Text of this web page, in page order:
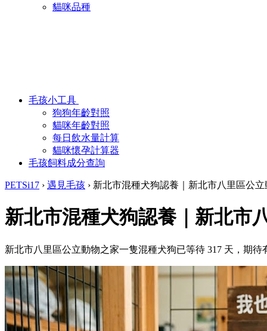
貓咪品種
毛孩小工具
狗狗年齡對照
貓咪年齡對照
每日飲水量計算
貓咪懷孕計算器
毛孩飼料成分查詢
PETSi17 › 遇見毛孩 › 新北市混種犬狗認養｜新北市八里區公立
新北市混種犬狗認養｜新北市
新北市八里區公立動物之家一隻混種犬狗已等待 317 天，期